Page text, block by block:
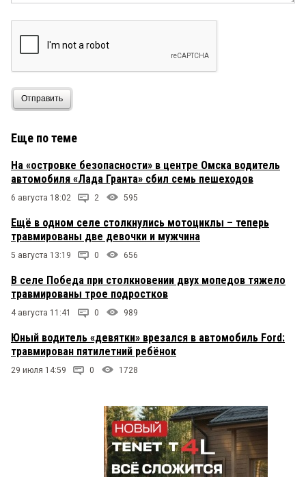
Отправить
Еще по теме
На «островке безопасности» в центре Омска водитель
автомобиля «Лада Гранта» сбил семь пешеходов
6 августа 18:02 2 595
Ещё в одном селе столкнулись мотоциклы – теперь
травмированы две девочки и мужчина
5 августа 13:19 0 656
В селе Победа при столкновении двух мопедов тяжело
травмированы трое подростков
4 августа 11:41 0 989
Юный водитель «девятки» врезался в автомобиль Ford:
травмирован пятилетний ребёнок
29 июля 14:59 0 1728